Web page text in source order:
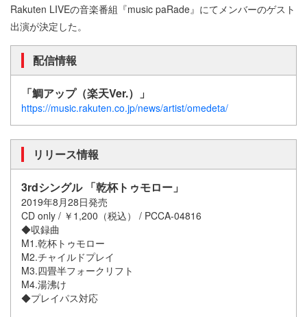
Rakuten LIVEの音楽番組『music paRade』にてメンバーのゲスト
出演が決定した。
配信情報
「鯛アップ（楽天Ver.）」
https://music.rakuten.co.jp/news/artist/omedeta/
リリース情報
3rdシングル 「乾杯トゥモロー」
2019年8月28日発売
CD only / ￥1,200（税込） / PCCA-04816
◆収録曲
M1.乾杯トゥモロー
M2.チャイルドプレイ
M3.四畳半フォークリフト
M4.湯沸け
◆プレイパス対応